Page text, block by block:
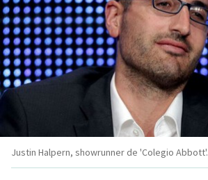
Justin Halpern, showrunner de 'Colegio Abbott'.